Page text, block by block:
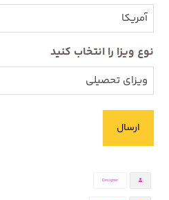
نوع ویزا را انتخاب کنید
Designer